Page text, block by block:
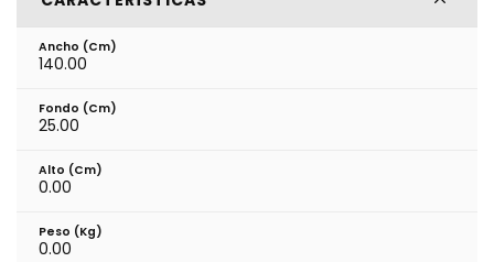
Ancho (cm)
140.00
Fondo (cm)
25.00
Alto (cm)
0.00
Peso (kg)
0.00